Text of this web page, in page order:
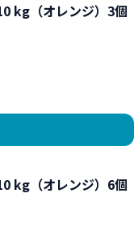
kg（オレンジ）3個
kg（オレンジ）6個